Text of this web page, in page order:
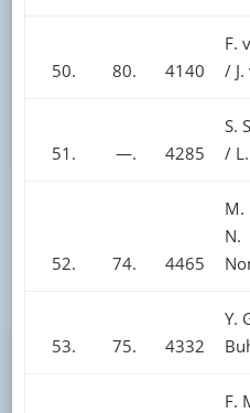
50. 80. 4140
F.
/
51. —. 4285
S.
/
52. 74. 4465
M.
N.
53. 75. 4332
Y.
F.